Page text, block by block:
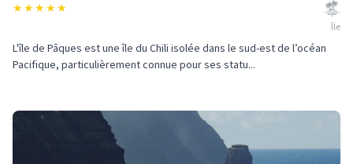
★★★★★
Île
L'île de Pâques est une île du Chili isolée dans le sud-est de l’océan
Pacifique, particulièrement connue pour ses statu...